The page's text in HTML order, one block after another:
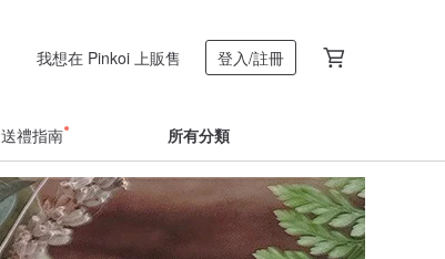
我想在 Pinkoi 上販售 登入/註冊
送禮指南 所有分類